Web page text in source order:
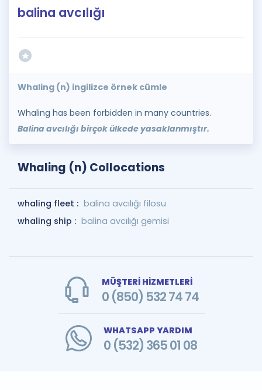
İngilizce Gramer
balina avcılığı
Whaling (n) ingilizce örnek cümle
Whaling has been forbidden in many countries.
Balina avcılığı birçok ülkede yasaklanmıştır.
Whaling (n) Collocations
whaling fleet : balina avcılığı filosu
whaling ship : balina avcılığı gemisi
MÜŞTERİ HİZMETLERİ
0 (850) 532 74 74
WHATSAPP YARDIM
0 (532) 365 01 08